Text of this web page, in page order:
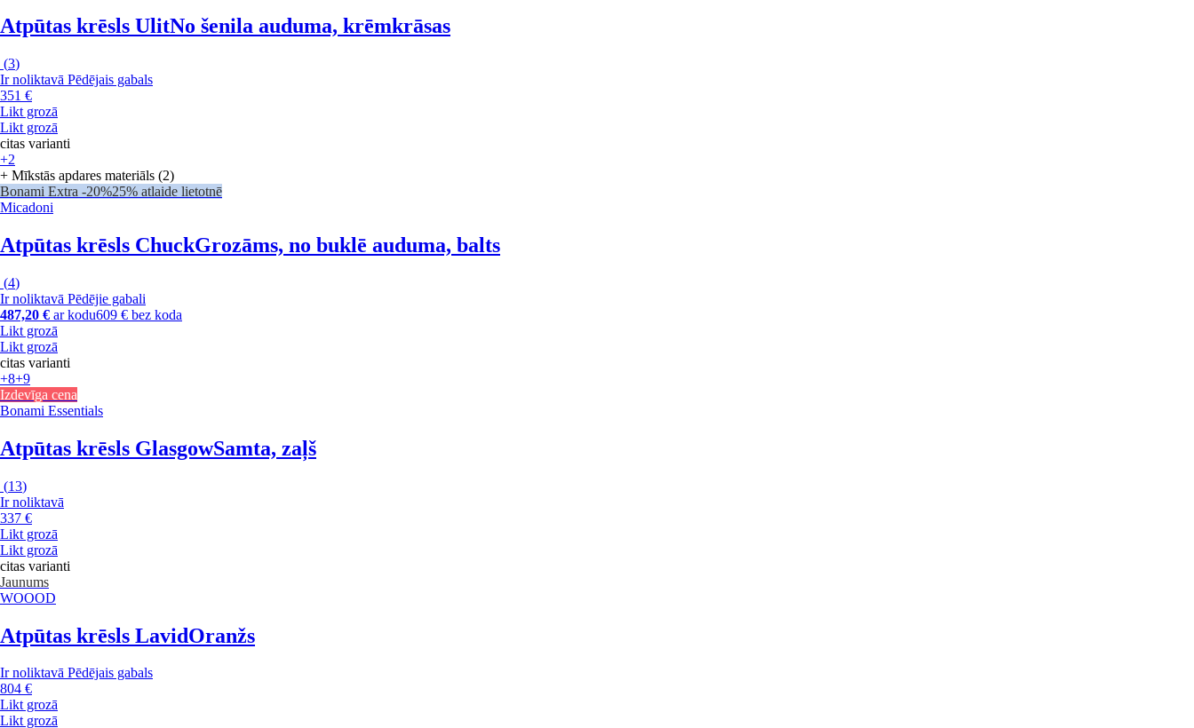
Atpūtas krēsls UlitNo šenila auduma, krēmkrāsas
(3)
Ir noliktavā Pēdējais gabals
351 €
Likt grozā
Likt grozā
citas varianti
+2
+ Mīkstās apdares materiāls (2)
Bonami Extra -20%25% atlaide lietotnē
Micadoni
Atpūtas krēsls ChuckGrozāms, no buklē auduma, balts
(4)
Ir noliktavā Pēdējie gabali
487,20 € ar kodu609 € bez koda
Likt grozā
Likt grozā
citas varianti
+8+9
Izdevīga cena
Bonami Essentials
Atpūtas krēsls GlasgowSamta, zaļš
(13)
Ir noliktavā
337 €
Likt grozā
Likt grozā
citas varianti
Jaunums
WOOOD
Atpūtas krēsls LavidOranžs
Ir noliktavā Pēdējais gabals
804 €
Likt grozā
Likt grozā